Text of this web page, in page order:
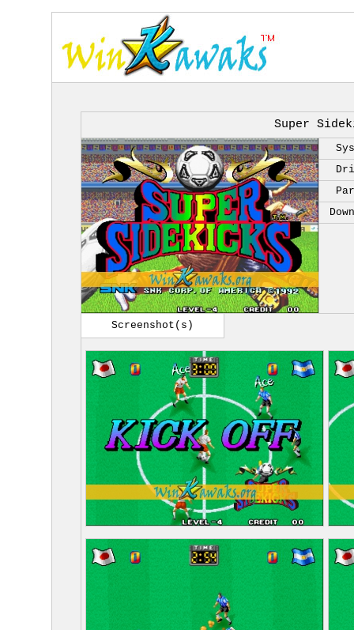
Super
Screenshot(s)